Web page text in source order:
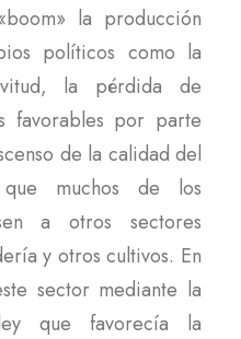
la producción
políticos como la
la pérdida de
favorables por parte
de la calidad del
muchos de los
a otros sectores
y otros cultivos. En
sector mediante la
que favorecía la